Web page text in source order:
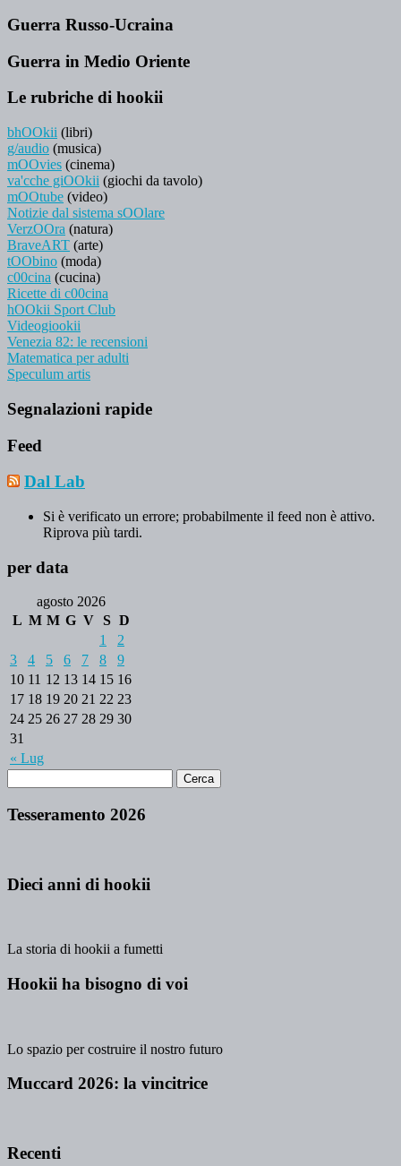
Guerra Russo-Ucraina
Guerra in Medio Oriente
Le rubriche di hookii
bhOOkii (libri)
g/audio (musica)
mOOvies (cinema)
va'cche giOOkii (giochi da tavolo)
mOOtube (video)
Notizie dal sistema sOOlare
VerzOOra (natura)
BraveART (arte)
tOObino (moda)
c00cina (cucina)
Ricette di c00cina
hOOkii Sport Club
Videogiookii
Venezia 82: le recensioni
Matematica per adulti
Speculum artis
Segnalazioni rapide
Feed
Dal Lab
Si è verificato un errore; probabilmente il feed non è attivo.
Riprova più tardi.
per data
agosto 2026
L M M G V S D
« Lug
1
2
3
4 5 6 7 8
9
10 11 12 13 14 15 16
17 18 19 20 21 22 23
24 25 26 27 28 29 30
31
Tesseramento 2026
Dieci anni di hookii
La storia di hookii a fumetti
Hookii ha bisogno di voi
Lo spazio per costruire il nostro futuro
Muccard 2026: la vincitrice
Recenti